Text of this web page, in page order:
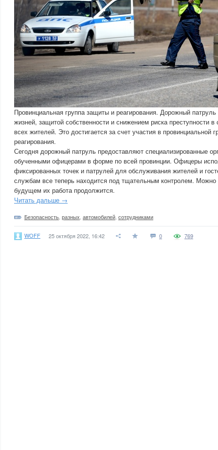
Провинциальная группа защиты и реагирования. Дорожный
жизней, защитой собственности и снижением риска преступности
всех жителей. Это достигается за счет участия в провинциальной
реагирования.
Сегодня дорожный патруль предоставляют специализированные
обученными офицерами в форме по всей провинции. Офицеры
фиксированных точек и патрулей для обслуживания жителей и
службам все теперь находится под тщательным контролем. Можно
будущем их работа продолжится.
Читать дальше →
Безопасность разных автомобилей сотрудниками
WOFF 25 октября 2022, 16:42 0 769